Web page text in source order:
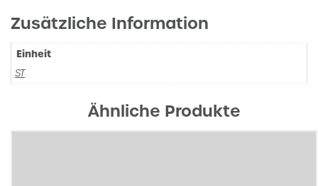
Zusätzliche Information
Einheit
ST
Ähnliche Produkte